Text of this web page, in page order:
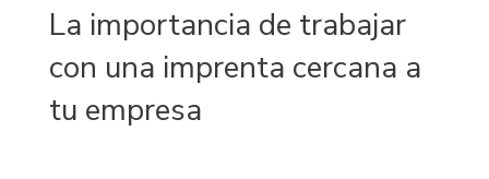
La importancia de trabajar
con una imprenta cercana a
tu empresa